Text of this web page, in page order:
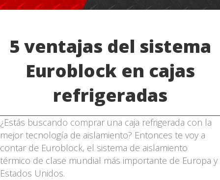
5 ventajas del sistema
Euroblock en cajas
refrigeradas
¿Estás buscando comprar una caja refrigerada con la
mejor tecnología de aislamiento? Entonces te voy a
contar de Euroblock, el sistema de aislamiento
térmico de clase mundial más importante de Europa y
Estados Unidos.